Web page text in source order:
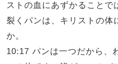
ストの血にあずかることで
裂くパンは、キリストの体
か。
10:17 パンは一つだから、